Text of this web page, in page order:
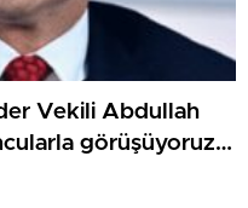
Vekili Abdullah
görüşüyoruz,